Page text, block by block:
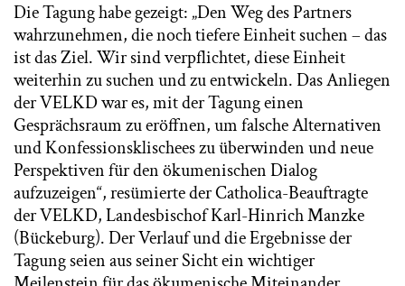
Die Tagung habe gezeigt: „Den Weg des Partners
wahrzunehmen, die noch tiefere Einheit suchen – das
ist das Ziel. Wir sind verpflichtet, diese Einheit
weiterhin zu suchen und zu entwickeln. Das Anliegen
der VELKD war es, mit der Tagung einen
Gesprächsraum zu eröffnen, um falsche Alternativen
und Konfessionsklischees zu überwinden und neue
Perspektiven für den ökumenischen Dialog
aufzuzeigen“, resümierte der Catholica-Beauftragte
der VELKD, Landesbischof Karl-Hinrich Manzke
(Bückeburg). Der Verlauf und die Ergebnisse der
Tagung seien aus seiner Sicht ein wichtiger